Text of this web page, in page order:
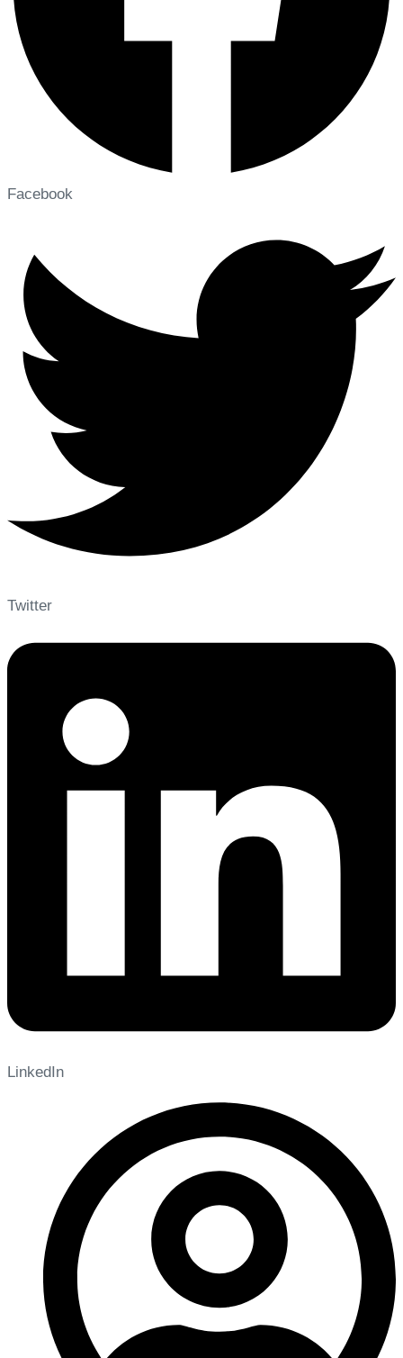
Facebook
Twitter
LinkedIn